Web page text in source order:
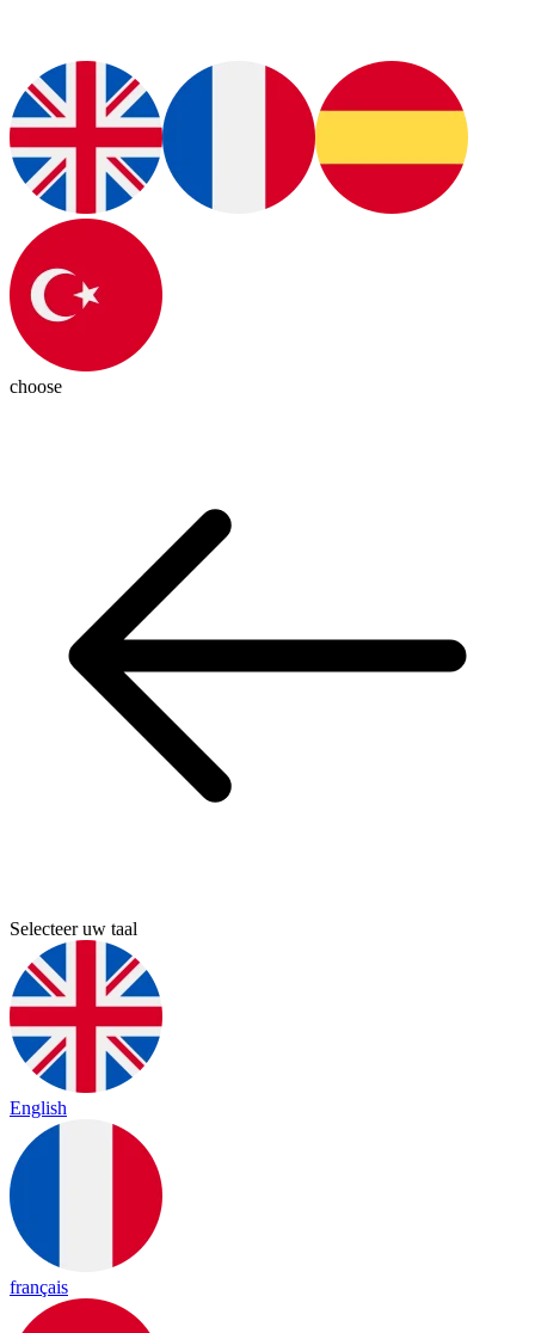
choose
Selecteer uw taal
English
français